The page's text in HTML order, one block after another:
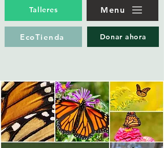
Talleres Menu
EcoTienda Donar ahora